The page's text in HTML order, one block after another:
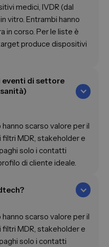
medici, IVDR (dal
vitro. Entrambi hanno
in corso. Per le liste è
produce dispositivi
di settore
scarso valore per il
MDR, stakeholder e
solo i contatti
di cliente ideale.
scarso valore per il
MDR, stakeholder e
solo i contatti